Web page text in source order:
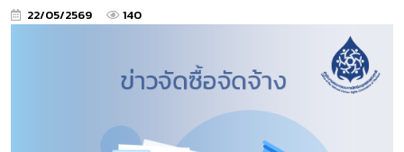
22/05/2569 140